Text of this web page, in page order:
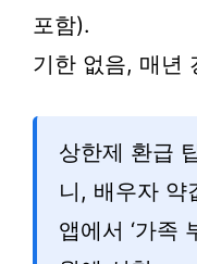
포함).
기한 없음, 매년
상한제 환급
니, 배우자 약
앱에서 ‘가족